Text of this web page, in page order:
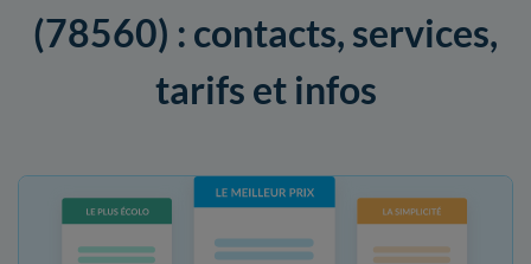
(78560) : contacts, services,
tarifs et infos